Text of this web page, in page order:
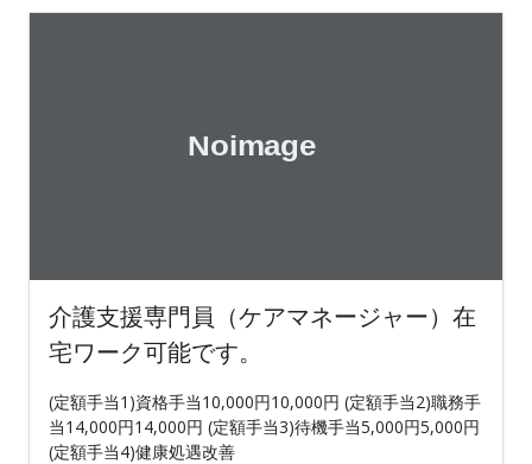
介護支援専門員（ケアマネージャー）在
宅ワーク可能です。
(定額手当1)資格手当10,000円10,000円 (定額手当2)職務手
当14,000円14,000円 (定額手当3)待機手当5,000円5,000円
(定額手当4)健康処遇改善